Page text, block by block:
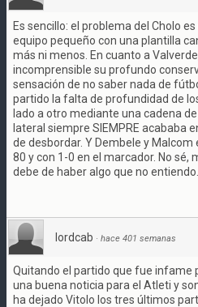
Es sencillo: el problema del Cholo
equipo pequeño con una plantilla
más ni menos. En cuanto a
incomprensible su profundo
sensación de no saber nada de
partido la falta de profundidad de
lado a otro mediante una cadena
lateral siempre SIEMPRE acababa
de desbordar. Y Dembele y
80 y con 1-0 en el marcador. No sé,
debe de haber algo que no entiendo.
lordcab · hace 401 semanas
Quitando el partido que fue infame
una buena noticia para el Atleti y
ha dejado Vitolo los tres últimos